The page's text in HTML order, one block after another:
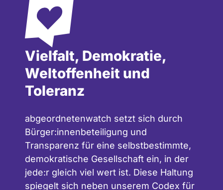
Vielfalt, Demokratie,
Weltoffenheit und
Toleranz
abgeordnetenwatch setzt sich durch
Bürger:innenbeteiligung und
Transparenz für eine selbstbestimmte,
demokratische Gesellschaft ein, in der
jede:r gleich viel wert ist. Diese Haltung
spiegelt sich neben unserem Codex für